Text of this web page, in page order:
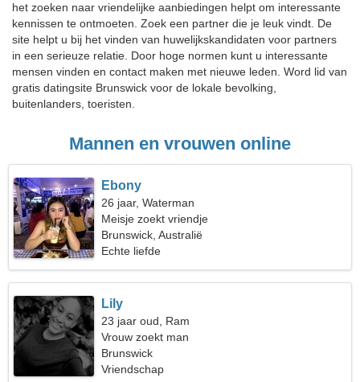
het zoeken naar vriendelijke aanbiedingen helpt om interessante
kennissen te ontmoeten. Zoek een partner die je leuk vindt. De
site helpt u bij het vinden van huwelijkskandidaten voor partners
in een serieuze relatie. Door hoge normen kunt u interessante
mensen vinden en contact maken met nieuwe leden. Word lid van
gratis datingsite Brunswick voor de lokale bevolking,
buitenlanders, toeristen.
Mannen en vrouwen online
Ebony
26 jaar, Waterman
Meisje zoekt vriendje
Brunswick, Australië
Echte liefde
Lily
23 jaar oud, Ram
Vrouw zoekt man
Brunswick
Vriendschap